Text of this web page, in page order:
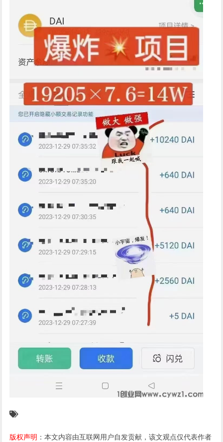
版权声明 ：本文内容由互联网用户自发贡献，该文观点仅代表作者